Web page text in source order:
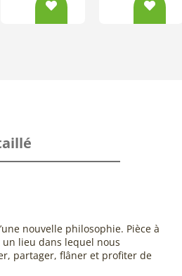
nouvelle philosophie. Pièce à
un lieu dans lequel nous
partager, flâner et profiter de